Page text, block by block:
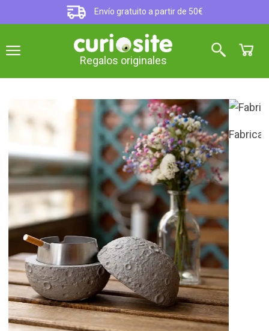
Envío gratuito a partir de 50€
Regalos originales
Fabricado en hormigón
Cenicero original con forma de
luna
5sobre 5 (4 opiniones)
Acompaña tus noches estelares de cigarrillos y
charlas con este original cenicero en forma de luna.
13,95€